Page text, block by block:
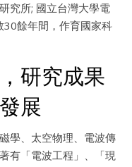
究所; 國立台灣大學電
30餘年間，作育國家科
研究成果
展
學、太空物理、電波傳
有「電波工程」、「現